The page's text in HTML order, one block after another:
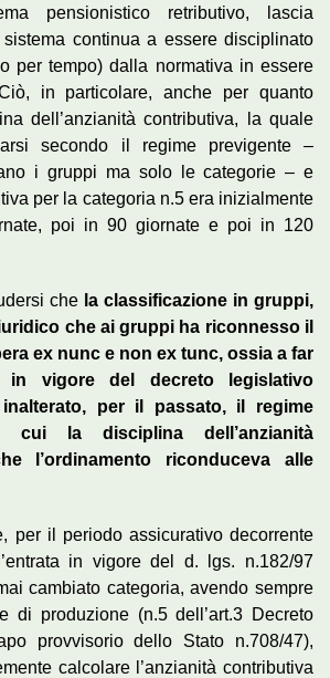
pensionistico retributivo, lascia
continua a essere disciplinato
per tempo) dalla normativa in essere
in particolare, anche per quanto
dell’anzianità contributiva, la quale
secondo il regime previgente –
i gruppi ma solo le categorie – e
per la categoria n.5 era inizialmente
poi in 90 giornate e poi in 120
che la classificazione in gruppi,
che ai gruppi ha riconnesso il
ex nunc e non ex tunc, ossia a far
in vigore del decreto legislativo
per il passato, il regime
la disciplina dell’anzianità
l’ordinamento riconduceva alle
per il periodo assicurativo decorrente
in vigore del d. lgs. n.182/97
cambiato categoria, avendo sempre
di produzione (n.5 dell’art.3 Decreto
provvisorio dello Stato n.708/47),
calcolare l’anzianità contributiva